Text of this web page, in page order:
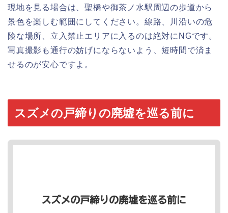
現地を見る場合は、聖橋や御茶ノ水駅周辺の歩道から
景色を楽しむ範囲にしてください。線路、川沿いの危
険な場所、立入禁止エリアに入るのは絶対にNGです。
写真撮影も通行の妨げにならないよう、短時間で済ま
せるのが安心ですよ。
スズメの戸締りの廃墟を巡る前に